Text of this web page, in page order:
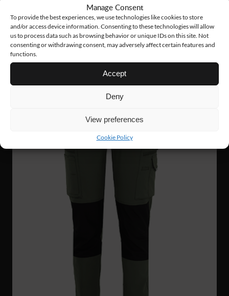
Manage Consent
To provide the best experiences, we use technologies like cookies to store
and/or access device information. Consenting to these technologies will allow
us to process data such as browsing behavior or unique IDs on this site. Not
consenting or withdrawing consent, may adversely affect certain features and
functions.
Accept
Deny
View preferences
Cookie Policy
Liittyvät tuotteet
UUTUUS!